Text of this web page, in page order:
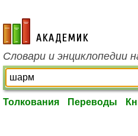
academic.ru
Словари и энциклопедии
Толкования Переводы